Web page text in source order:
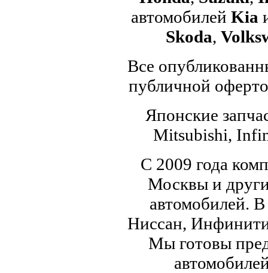
автомобилей Kia
Skoda,
Все
публичной
Японские
Mitsubishi,
С 2009 года
Москвы и
автомобилей.
Ниссан,
Мы готовы